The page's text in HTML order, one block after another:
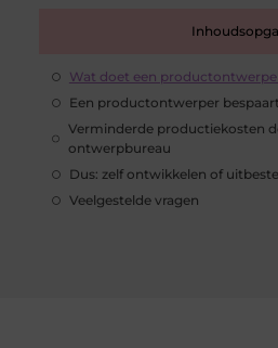
Wat doet een
Een productontwerper
Verminderde productiekosten
ontwerpbureau
Dus: zelf ontwikkelen of
Veelgestelde vragen